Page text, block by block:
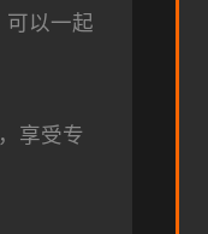
可以一起
享受专